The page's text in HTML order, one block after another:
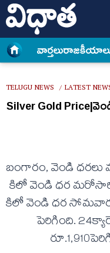
వార్త‌లు
TELUGU NEWS / LATEST
Silver Gold
బంగారం, వెండి
కిలో వెండి ధర మరోసారి
కిలో వెండి ధర సోమవారం
పెరిగింది.